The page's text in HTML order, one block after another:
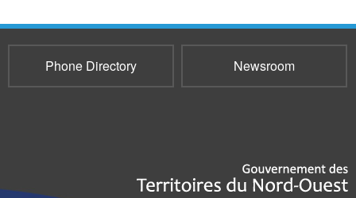
Phone Directory Newsroom